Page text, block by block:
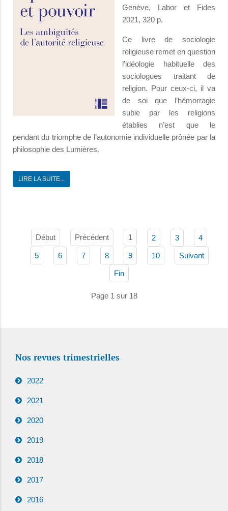
Genève, Labor et Fides
2021, 320 p.
Ce livre de sociologie
religieuse remet en question
l’idéologie habituelle des
sociologues traitant de
religion. Pour ceux-ci, il va
de soi que l’hémorragie
subie par les religions
établies n’est que le
pendant du triomphe de l’autonomie individuelle prônée par la
philosophie des Lumières.
LIRE LA SUITE...
Début Précédent 1 2 3 4
5 6 7 8 9 10 Suivant
Fin
Page 1 sur 18
Nos revues trimestrielles
2022
2021
2020
2019
2018
2017
2016